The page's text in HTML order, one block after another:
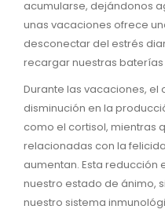
acumularse, dejándonos
unas vacaciones ofrece
desconectar del estrés
recargar nuestras
Durante las vacaciones,
disminución en la
como el cortisol, mientras
relacionadas con la
aumentan. Esta reducción
nuestro estado de ánimo,
nuestro sistema